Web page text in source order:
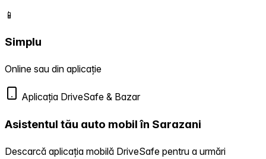
📱
Simplu
Online sau din aplicație
Aplicația DriveSafe & Bazar
Asistentul tău auto mobil în Sarazani
Descarcă aplicația mobilă DriveSafe pentru a urmări